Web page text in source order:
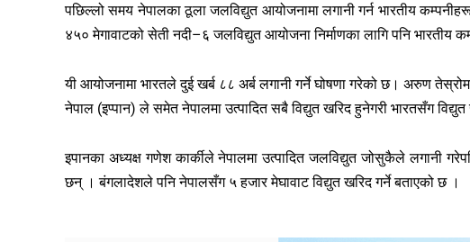
पछिल्लो समय नेपालका ठूला जलविद्युत आयोजनामा लगानी गर्न भारतीय
४५० मेगावाटको सेती नदी–६ जलविद्युत आयोजना निर्माणका लागि पनि भारतीय
यी आयोजनामा भारतले दुई खर्ब ८८ अर्ब लगानी गर्ने घोषणा गरेको छ। अरुण
नेपाल (इप्पान) ले समेत नेपालमा उत्पादित सबै विद्युत खरिद हुनेगरी भारतसँग
इपानका अध्यक्ष गणेश कार्कीले नेपालमा उत्पादित जलविद्युत जोसुकैले लगानी
छन् । बंगलादेशले पनि नेपालसँग ५ हजार मेघावाट विद्युत खरिद गर्ने बताएको छ ।